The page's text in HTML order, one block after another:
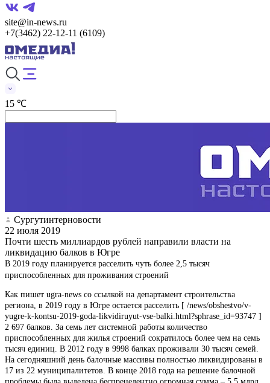
site@in-news.ru
+7(3462) 22-12-11 (6109)
15 ℃
Сургутинтерновости
22 июля 2019
Почти шесть миллиардов рублей направили власти на
ликвидацию балков в Югре
В 2019 году планируется расселить чуть более 2,5 тысяч
приспособленных для проживания строений
Как пишет ugra-news со ссылкой на департамент строительства
региона, в 2019 году в Югре остается расселить [ /news/obshestvo/v-
yugre-k-kontsu-2019-goda-likvidiruyut-vse-balki.html?sphrase_id=93747 ]
2 697 балков. За семь лет системной работы количество
приспособленных для жилья строений сократилось более чем на семь
тысяч единиц. В 2012 году в 9998 балках проживали 30 тысяч семей.
На сегодняшний день балочные массивы полностью ликвидированы в
17 из 22 муниципалитетов. В конце 2018 года на решение балочной